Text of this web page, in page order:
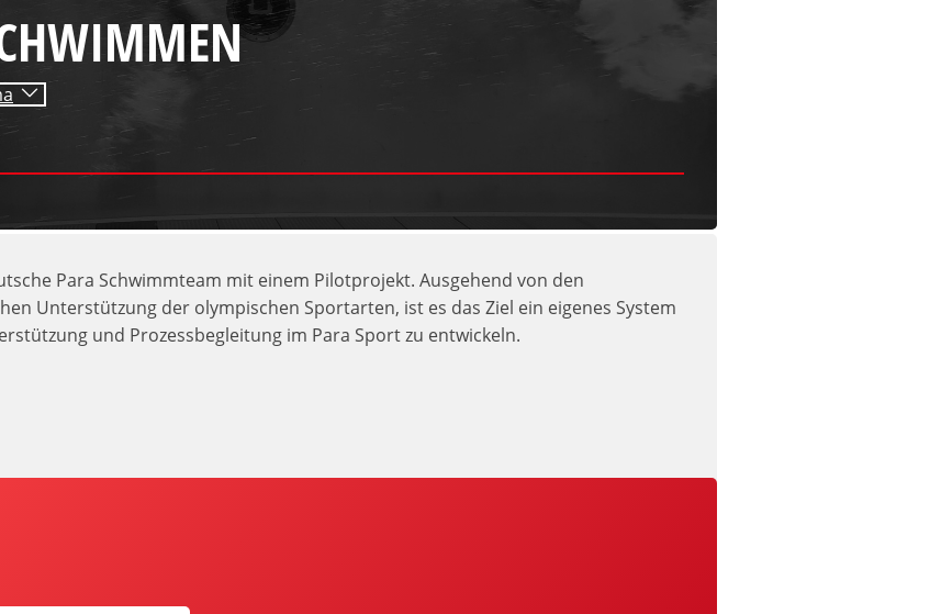
Para Schwimmteam mit einem Pilotprojekt. Ausgehend von den
Unterstützung der olympischen Sportarten, ist es das Ziel ein eigenes System
und Prozessbegleitung im Para Sport zu entwickeln.